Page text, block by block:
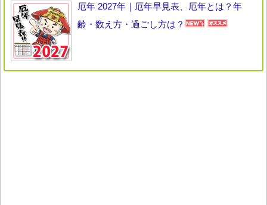
厄年 2027年｜厄年早見表、厄年とは？年
齢・数え方・過ごし方は？